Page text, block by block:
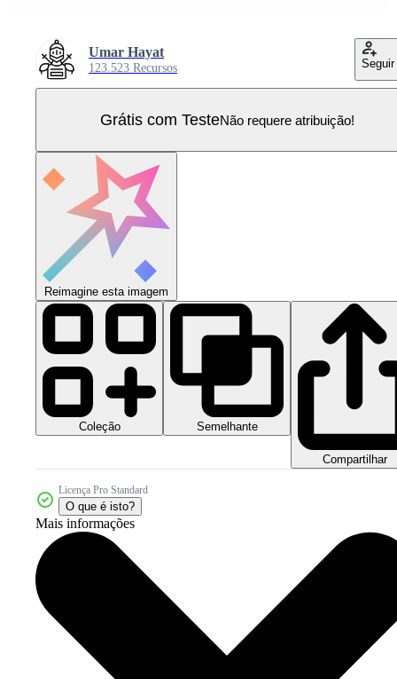
Umar Hayat
123.523 Recursos Seguir
Grátis com TesteNão requere atribuição!
Reimagine esta imagem
Coleção Semelhante
Compartilhar
Licença Pro Standard
O que é isto?
Mais informações